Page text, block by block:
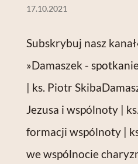
17.10.2021
Subskrybuj nasz
»Damaszek -
| ks. Piotr
Jezusa i wspólnoty |
formacji wspólnoty |
we wspólnocie